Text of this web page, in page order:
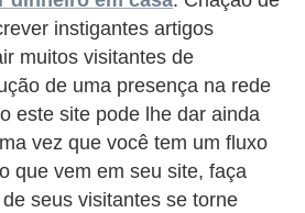
instigantes artigos
muitos visitantes de
de uma presença na rede
este site pode lhe dar ainda
vez que você tem um fluxo
que vem em seu site, faça
seus visitantes se torne